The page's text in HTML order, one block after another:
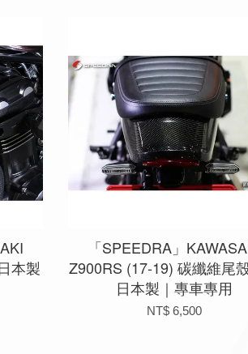
本製
「SPEEDRA」
Z900RS (17-19) 碳纖維尾
日本製｜專車專用
NT$ 6,500